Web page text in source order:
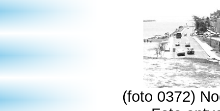
(foto 0372)